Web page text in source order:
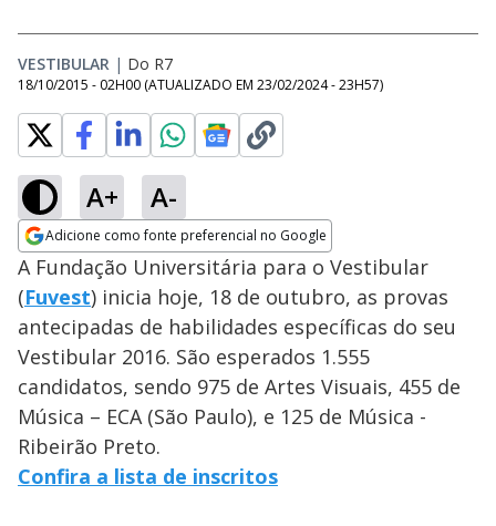
VESTIBULAR | Do R7
18/10/2015 - 02H00 (ATUALIZADO EM 23/02/2024 - 23H57)
A+ A-
Adicione como fonte preferencial no Google
Opens in new window
A Fundação Universitária para o Vestibular
(Fuvest) inicia hoje, 18 de outubro, as provas
antecipadas de habilidades específicas do seu
Vestibular 2016. São esperados 1.555
candidatos, sendo 975 de Artes Visuais, 455 de
Música – ECA (São Paulo), e 125 de Música -
Ribeirão Preto.
Confira a lista de inscritos